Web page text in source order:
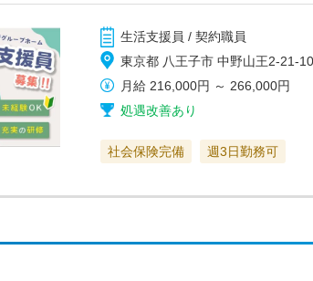
生活支援員 / 契約職員
東京都 八王子市 中野山王2-21-10
月給 216,000円 ～ 266,000円
処遇改善あり
社会保険完備 週3日勤務可